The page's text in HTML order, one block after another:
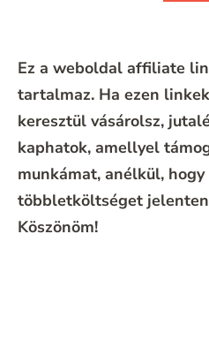
Ez a weboldal affiliate
tartalmaz. Ha ezen
keresztül vásárolsz,
kaphatok, amellyel
munkámat, anélkül, hogy
többletköltséget
Köszönöm!